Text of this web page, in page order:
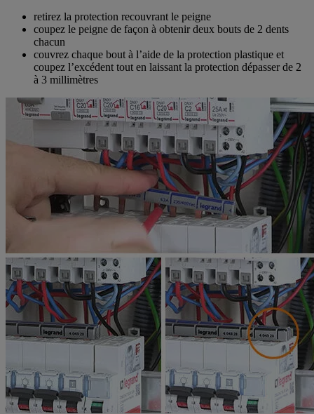
retirez la protection recouvrant le peigne
coupez le peigne de façon à obtenir deux bouts de 2 dents
chacun
couvrez chaque bout à l’aide de la protection plastique et
coupez l’excédent tout en laissant la protection dépasser de 2
à 3 millimètres